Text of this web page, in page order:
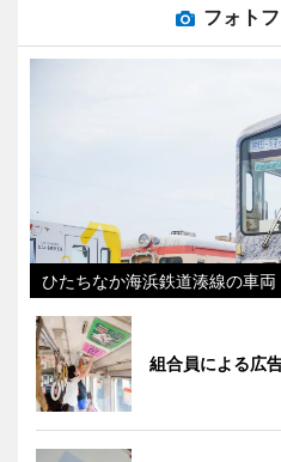
フォト
ひたちなか海浜鉄道湊線の車両
組合員による広